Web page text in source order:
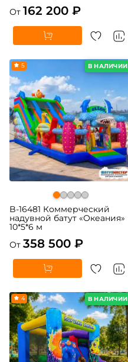
От 162 200 ₽
В НАЛИЧИИ
5
B-16481 Коммерческий
надувной батут «Океания»
10*5*6 м
От 358 500 ₽
В НАЛИЧИИ
4